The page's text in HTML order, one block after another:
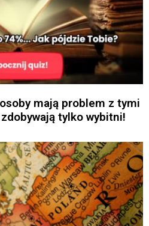
mają problem z tymi
tylko wybitni!